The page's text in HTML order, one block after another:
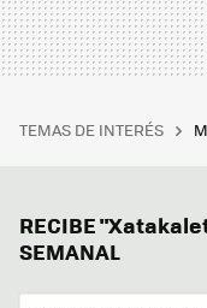
TEMAS DE INTERÉS
RECIBE
SEMANAL